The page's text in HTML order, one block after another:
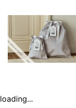
loading...